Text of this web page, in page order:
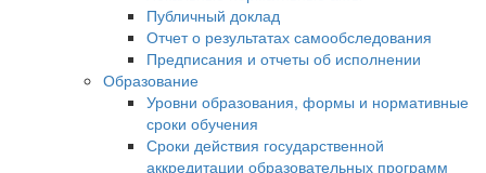
Публичный доклад
Отчет о результатах самообследования
Предписания и отчеты об исполнении
Образование
Уровни образования, формы и нормативные
сроки обучения
Сроки действия государственной
аккредитации образовательных программ